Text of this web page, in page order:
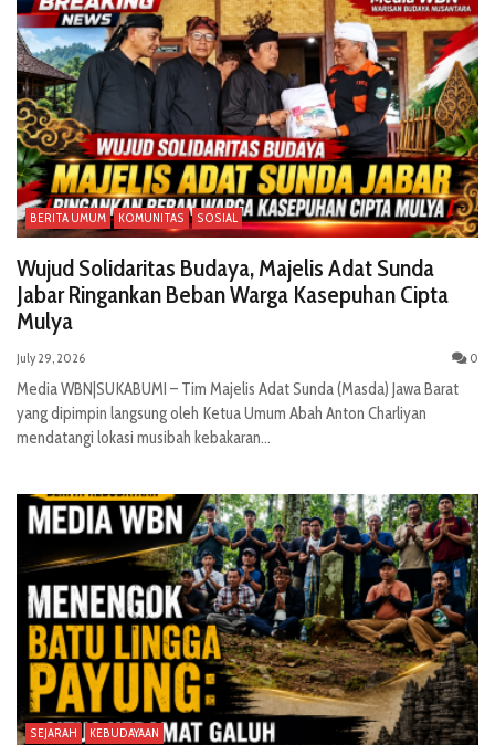
BERITA UMUM KOMUNITAS SOSIAL
Wujud Solidaritas Budaya, Majelis Adat Sunda
Jabar Ringankan Beban Warga Kasepuhan Cipta
Mulya
July 29, 2026 0
Media WBN|SUKABUMI – Tim Majelis Adat Sunda (Masda) Jawa Barat
yang dipimpin langsung oleh Ketua Umum Abah Anton Charliyan
mendatangi lokasi musibah kebakaran...
SEJARAH KEBUDAYAAN